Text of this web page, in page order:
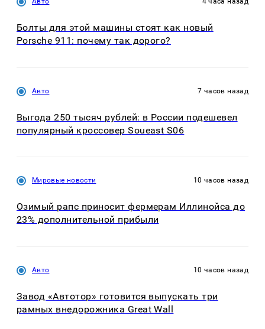
Болты для этой машины стоят как новый
Porsche 911: почему так дорого?
Авто 7 часов назад
Выгода 250 тысяч рублей: в России подешевел
популярный кроссовер Soueast S06
Мировые новости 10 часов назад
Озимый рапс приносит фермерам Иллинойса до
23% дополнительной прибыли
Авто 10 часов назад
Завод «Автотор» готовится выпускать три
рамных внедорожника Great Wall